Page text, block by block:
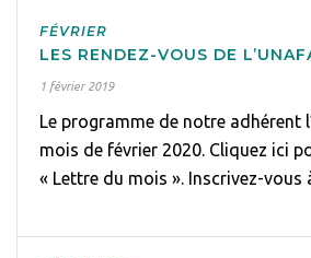
FÉVRIER
LES RENDEZ-VOUS DE
1 février 2019
Le programme de notre adhérent
mois de février 2020. Cliquez ici
« Lettre du mois ». Inscrivez-vous